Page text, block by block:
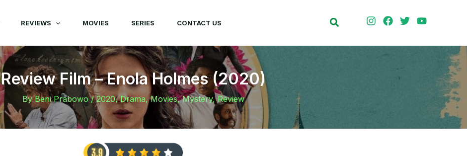
REVIEWS MOVIES SERIES CONTACT US Search
Review Film – Enola Holmes (2020)
ByBeni Prabowo/2020,Drama,Movies,Mystery,Review